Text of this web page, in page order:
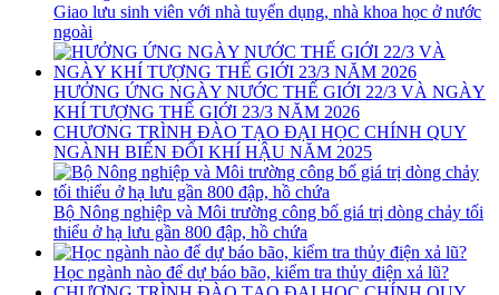
Giao lưu sinh viên với nhà tuyển dụng, nhà khoa học ở nước
ngoài
HƯỞNG ỨNG NGÀY NƯỚC THẾ GIỚI 22/3 VÀ NGÀY
KHÍ TƯỢNG THẾ GIỚI 23/3 NĂM 2026
CHƯƠNG TRÌNH ĐÀO TẠO ĐẠI HỌC CHÍNH QUY
NGÀNH BIẾN ĐỔI KHÍ HẬU NĂM 2025
Bộ Nông nghiệp và Môi trường công bố giá trị dòng chảy tối
thiểu ở hạ lưu gần 800 đập, hồ chứa
Học ngành nào để dự báo bão, kiểm tra thủy điện xả lũ?